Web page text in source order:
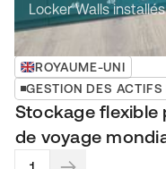
Locker Walls installés
ROYAUME-UNI
GESTION DES
Stockage flexible
de voyage